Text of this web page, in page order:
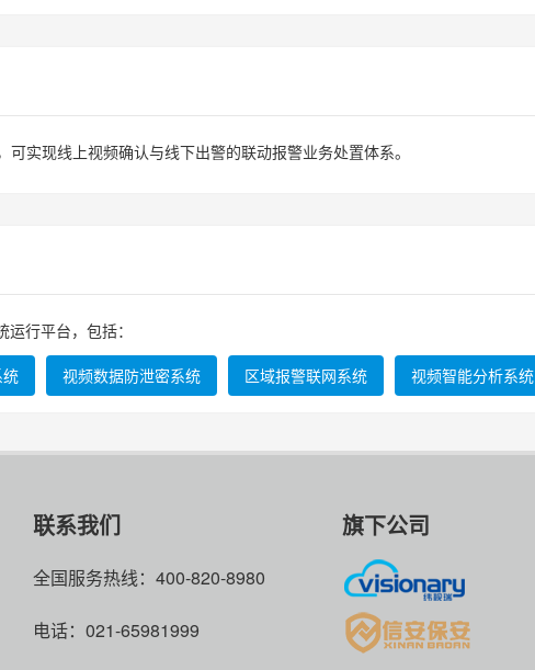
现线上视频确认与线下出警的联动报警业务处置体系。
行平台，包括：
视频数据防泄密系统 区域报警联网系统 视频智能分析系统
联系我们
全国服务热线：400-820-8980
电话：021-65981999
旗下公司